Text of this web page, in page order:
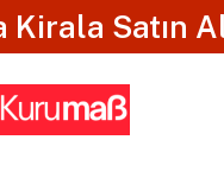
Kirala Satın